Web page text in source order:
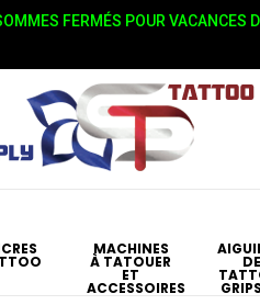
FERMÉS POUR VACANCES
MACHINES
À TATOUER
ET
ACCESSOIRES
DE